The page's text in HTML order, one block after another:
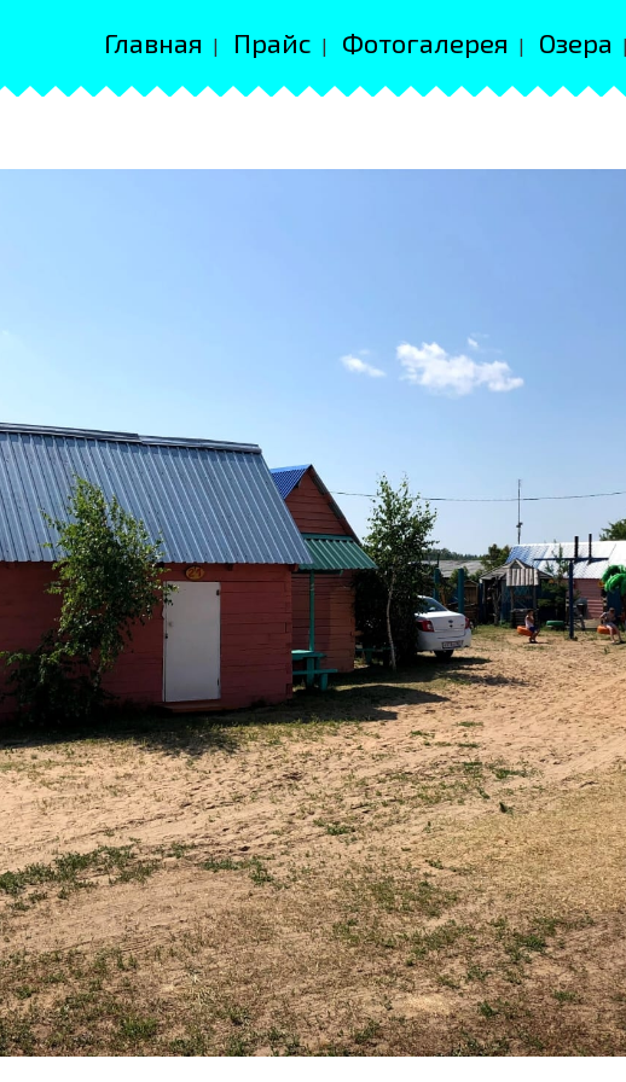
Главная | Прайс | Фотогалерея | Озера |